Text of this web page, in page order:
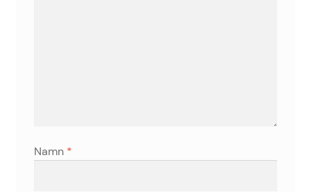
Namn *